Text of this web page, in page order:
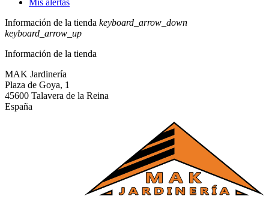
Información de la tienda keyboard_arrow_down
keyboard_arrow_up
Información de la tienda
MAK Jardinería
Plaza de Goya, 1
45600 Talavera de la Reina
España